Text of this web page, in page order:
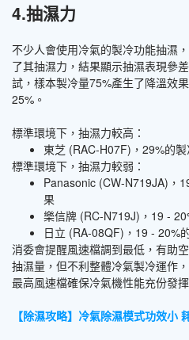
4.抽濕力
不少人會使用冷氣的製冷功能抽濕
了其抽濕力，結果顯示抽濕表現參
試，樣本製冷量75%產生了降溫效
25%。
標準環境下，抽濕力較高：
東芝 (RAC-H07F)，29%的
標準環境下，抽濕力較弱：
Panasonic (CW-N719JA)，
果
樂信牌 (RC-N719J)，19 -
日立 (RA-08QF)，19 - 20%
消委會提醒風速檔調到最低，有助
抽濕量，但不利整體冷氣製冷運作
最高風速檔確保冷氣機性能充份發
【除濕攻略】冷氣除濕模式功效小